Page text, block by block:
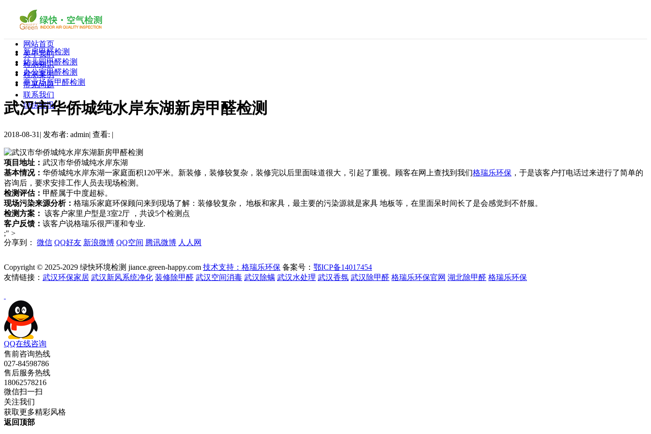
网站首页
关于我们
检测知识
检测案例
常见问题
联系我们
绿快资讯
新房甲醛检测
幼儿园甲醛检测
办公室甲醛检测
商业场所甲醛检测
武汉市华侨城纯水岸东湖新房甲醛检测
2018-08-31 | 发布者: admin| 查看: |
项目地址： 武汉市华侨城纯水岸东湖
基本情况： 华侨城纯水岸东湖一家庭面积120平米。新装修，装修较复杂，装修完以后里面味道很大，引起了重视。顾客在网上查找到我们格瑞乐环保 ，于是该客户打电话过来进行了简单的
咨询后，要求安排工作人员去现场检测。
检测评估： 甲醛属于中度超标。
现场污染来源分析： 格瑞乐家庭环保顾问来到现场了解：装修较复杂， 地板和家具，最主要的污染源就是家具 地板等，在里面呆时间长了是会感觉到不舒服。
检测方案： 该客户家里户型是3室2厅 ，共设5个检测点
客户反馈： 该客户说格瑞乐很严谨和专业.
;" >
分享到：
微信 QQ好友 新浪微博 QQ空间 腾讯微博 人人网
Copyright © 2025-2029 绿快环境检测 jiance.green-happy.com 技术支持：格瑞乐环保 备案号： 鄂ICP备14017454
友情链接： 武汉环保家居 武汉新风系统净化 装修除甲醛 武汉空间消毒 武汉除螨 武汉水处理 武汉香氛 武汉除甲醛 格瑞乐环保官网 湖北除甲醛 格瑞乐环保
QQ在线咨询
售前咨询热线
027-84598786
售后服务热线
18062578216
微信扫一扫
关注我们
获取更多精彩风格
返回顶部